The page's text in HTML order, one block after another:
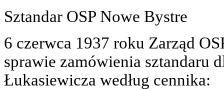
Sztandar OSP Nowe Bystre
6 czerwca 1937 roku Zarząd
sprawie zamówienia sztandaru
Łukasiewicza według cennika: